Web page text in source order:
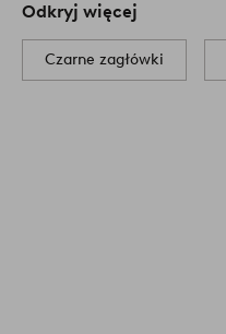
Odkryj więcej
Czarne zagłówki